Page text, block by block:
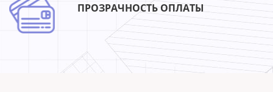
ПРОЗРАЧНОСТЬ ОПЛАТЫ